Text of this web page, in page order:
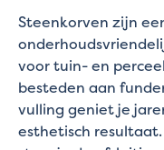
Steenkorven zijn
voor tuin- en
besteden aan
vulling geniet je
esthetisch